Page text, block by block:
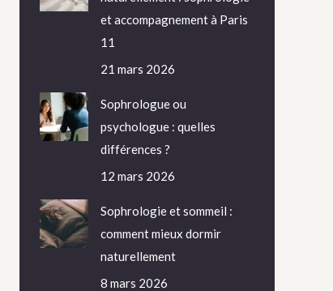
et accompagnement à Paris
11
21 mars 2026
Sophrologue ou
psychologue : quelles
différences ?
12 mars 2026
Sophrologie et sommeil :
comment mieux dormir
naturellement
8 mars 2026